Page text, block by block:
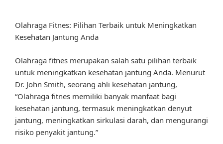
Olahraga Fitnes: Pilihan Terbaik untuk Meningkatkan
Kesehatan Jantung Anda
Olahraga fitnes merupakan salah satu pilihan terbaik
untuk meningkatkan kesehatan jantung Anda. Menurut
Dr. John Smith, seorang ahli kesehatan jantung,
“Olahraga fitnes memiliki banyak manfaat bagi
kesehatan jantung, termasuk meningkatkan denyut
jantung, meningkatkan sirkulasi darah, dan mengurangi
risiko penyakit jantung.”